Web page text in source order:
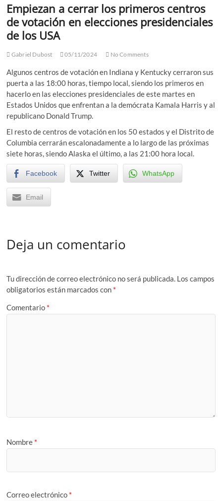
Empiezan a cerrar los primeros centros
de votación en elecciones presidenciales
de los USA
Gabriel Dubost 05/11/2024 No Comments
Algunos centros de votación en Indiana y Kentucky cerraron sus
puerta a las 18:00 horas, tiempo local, siendo los primeros en
hacerlo en las elecciones presidenciales de este martes en
Estados Unidos que enfrentan a la demócrata Kamala Harris y al
republicano Donald Trump.
El resto de centros de votación en los 50 estados y el Distrito de
Columbia cerrarán escalonadamente a lo largo de las próximas
siete horas, siendo Alaska el último, a las 21:00 hora local.
Facebook Twitter WhatsApp
Email
Deja un comentario
Tu dirección de correo electrónico no será publicada. Los campos
obligatorios están marcados con *
Comentario *
Nombre *
Correo electrónico *